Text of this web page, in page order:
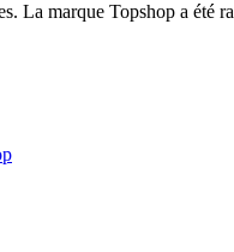
La marque Topshop a été